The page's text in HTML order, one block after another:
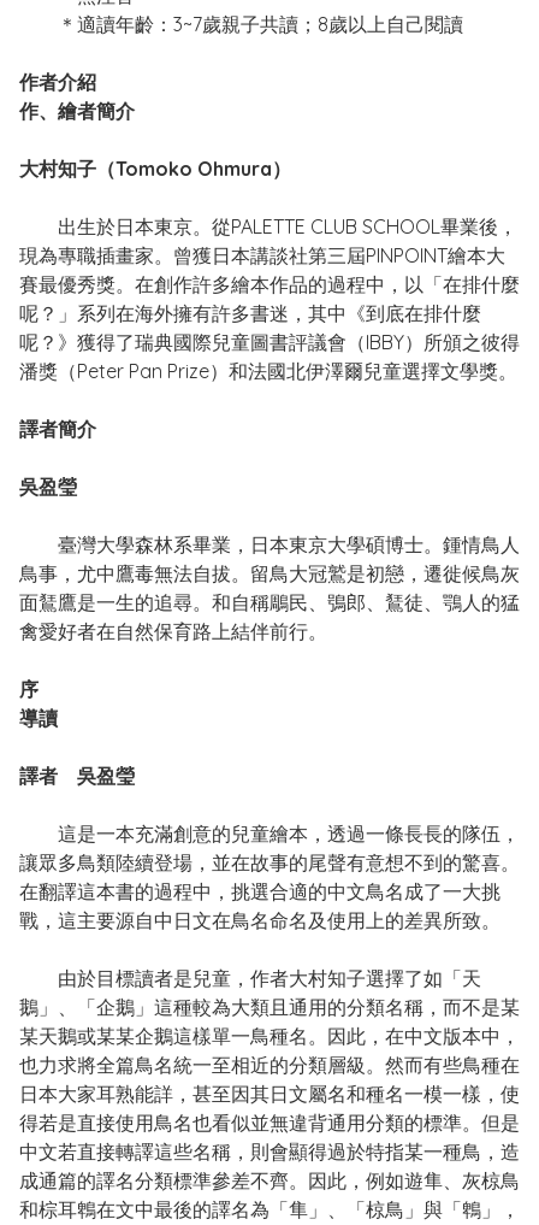
＊適讀年齡：3~7歲親子共讀；8歲以上自己閱讀
作者介紹
作、繪者簡介
大村知子（Tomoko Ohmura）
出生於日本東京。從PALETTE CLUB SCHOOL畢業後，
現為專職插畫家。曾獲日本講談社第三屆PINPOINT繪本大
賽最優秀獎。在創作許多繪本作品的過程中，以「在排什麼
呢？」系列在海外擁有許多書迷，其中《到底在排什麼
呢？》獲得了瑞典國際兒童圖書評議會（IBBY）所頒之彼得
潘獎（Peter Pan Prize）和法國北伊澤爾兒童選擇文學獎。
譯者簡介
吳盈瑩
臺灣大學森林系畢業，日本東京大學碩博士。鍾情鳥人
鳥事，尤中鷹毒無法自拔。留鳥大冠鷲是初戀，遷徙候鳥灰
面鵟鷹是一生的追尋。和自稱鵰民、鴞郎、鵟徒、鶚人的猛
禽愛好者在自然保育路上結伴前行。
序
導讀
譯者 吳盈瑩
這是一本充滿創意的兒童繪本，透過一條長長的隊伍，
讓眾多鳥類陸續登場，並在故事的尾聲有意想不到的驚喜。
在翻譯這本書的過程中，挑選合適的中文鳥名成了一大挑
戰，這主要源自中日文在鳥名命名及使用上的差異所致。
由於目標讀者是兒童，作者大村知子選擇了如「天
鵝」、「企鵝」這種較為大類且通用的分類名稱，而不是某
某天鵝或某某企鵝這樣單一鳥種名。因此，在中文版本中，
也力求將全篇鳥名統一至相近的分類層級。然而有些鳥種在
日本大家耳熟能詳，甚至因其日文屬名和種名一模一樣，使
得若是直接使用鳥名也看似並無違背通用分類的標準。但是
中文若直接轉譯這些名稱，則會顯得過於特指某一種鳥，造
成通篇的譯名分類標準參差不齊。因此，例如遊隼、灰椋鳥
和棕耳鵯在文中最後的譯名為「隼」、「椋鳥」與「鵯」，